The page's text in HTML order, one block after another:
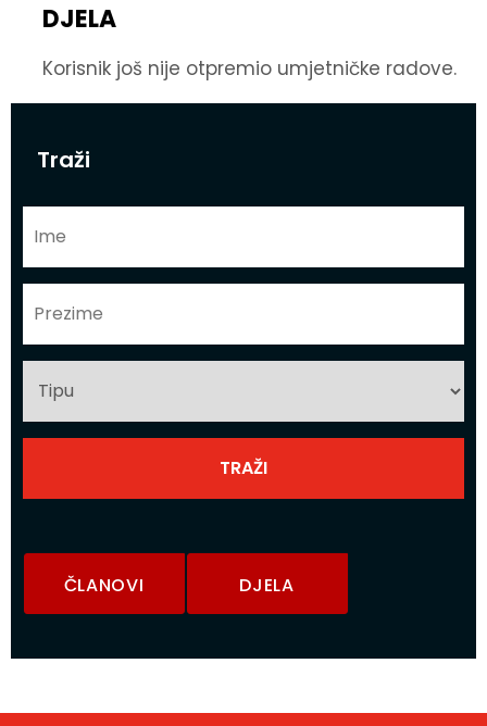
Traži
ČLANOVI DJELA
DJELA
Korisnik još nije otpremio umjetničke radove.